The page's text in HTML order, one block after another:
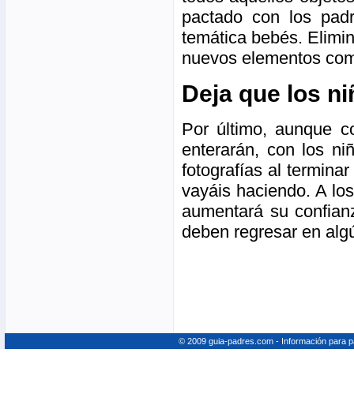
pactado con los
temática bebés.
nuevos elementos
Deja que los
Por último, aunque
enterarán, con los
fotografías al
vayáis haciendo. A
aumentará su
deben regresar en
© 2009 guia-padres.com - Información para